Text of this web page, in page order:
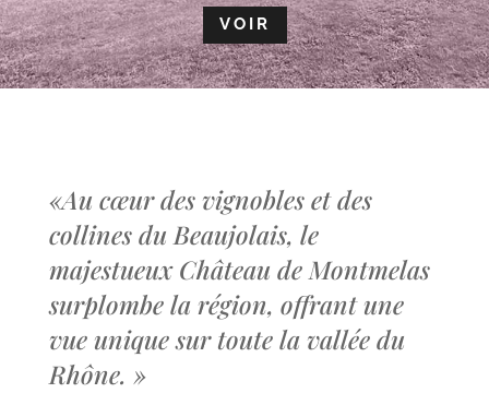
VOIR
«Au cœur des vignobles et des
collines du Beaujolais, le
majestueux Château de Montmelas
surplombe la région, offrant une
vue unique sur toute la vallée du
Rhône. »